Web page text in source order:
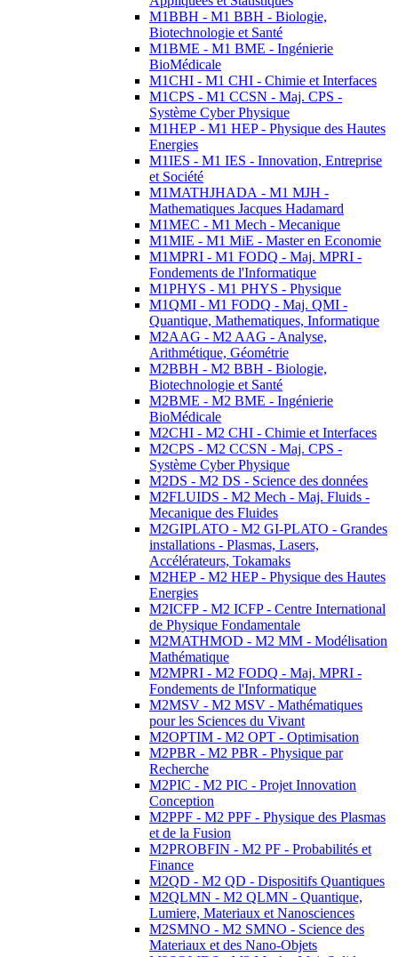
M1BBH - M1 BBH - Biologie,
Biotechnologie et Santé
M1BME - M1 BME - Ingénierie
BioMédicale
M1CHI - M1 CHI - Chimie et Interfaces
M1CPS - M1 CCSN - Maj. CPS -
Système Cyber Physique
M1HEP - M1 HEP - Physique des Hautes
Energies
M1IES - M1 IES - Innovation, Entreprise
et Société
M1MATHJHADA - M1 MJH -
Mathematiques Jacques Hadamard
M1MEC - M1 Mech - Mecanique
M1MIE - M1 MiE - Master en Economie
M1MPRI - M1 FODQ - Maj. MPRI -
Fondements de l'Informatique
M1PHYS - M1 PHYS - Physique
M1QMI - M1 FODQ - Maj. QMI -
Quantique, Mathematiques, Informatique
M2AAG - M2 AAG - Analyse,
Arithmétique, Géométrie
M2BBH - M2 BBH - Biologie,
Biotechnologie et Santé
M2BME - M2 BME - Ingénierie
BioMédicale
M2CHI - M2 CHI - Chimie et Interfaces
M2CPS - M2 CCSN - Maj. CPS -
Système Cyber Physique
M2DS - M2 DS - Science des données
M2FLUIDS - M2 Mech - Maj. Fluids -
Mecanique des Fluides
M2GIPLATO - M2 GI-PLATO - Grandes
installations - Plasmas, Lasers,
Accélérateurs, Tokamaks
M2HEP - M2 HEP - Physique des Hautes
Energies
M2ICFP - M2 ICFP - Centre International
de Physique Fondamentale
M2MATHMOD - M2 MM - Modélisation
Mathématique
M2MPRI - M2 FODQ - Maj. MPRI -
Fondements de l'Informatique
M2MSV - M2 MSV - Mathématiques
pour les Sciences du Vivant
M2OPTIM - M2 OPT - Optimisation
M2PBR - M2 PBR - Physique par
Recherche
M2PIC - M2 PIC - Projet Innovation
Conception
M2PPF - M2 PPF - Physique des Plasmas
et de la Fusion
M2PROBFIN - M2 PF - Probabilités et
Finance
M2QD - M2 QD - Dispositifs Quantiques
M2QLMN - M2 QLMN - Quantique,
Lumiere, Materiaux et Nanosciences
M2SMNO - M2 SMNO - Science des
Materiaux et des Nano-Objets